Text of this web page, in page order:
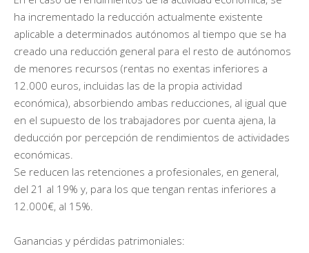
ha incrementado la reducción actualmente existente
aplicable a determinados autónomos al tiempo que se ha
creado una reducción general para el resto de autónomos
de menores recursos (rentas no exentas inferiores a
12.000 euros, incluidas las de la propia actividad
económica), absorbiendo ambas reducciones, al igual que
en el supuesto de los trabajadores por cuenta ajena, la
deducción por percepción de rendimientos de actividades
económicas.
Se reducen las retenciones a profesionales, en general,
del 21 al 19% y, para los que tengan rentas inferiores a
12.000€, al 15%.
Ganancias y pérdidas patrimoniales: